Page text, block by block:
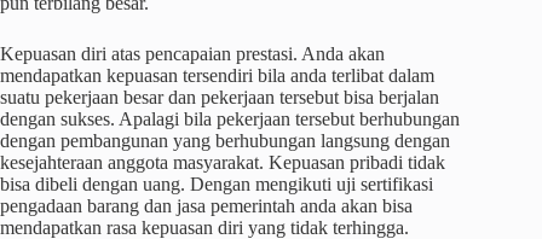
Kepuasan diri atas pencapaian prestasi. Anda akan
mendapatkan kepuasan tersendiri bila anda terlibat dalam
suatu pekerjaan besar dan pekerjaan tersebut bisa berjalan
dengan sukses. Apalagi bila pekerjaan tersebut berhubungan
dengan pembangunan yang berhubungan langsung dengan
kesejahteraan anggota masyarakat. Kepuasan pribadi tidak
bisa dibeli dengan uang. Dengan mengikuti uji sertifikasi
pengadaan barang dan jasa pemerintah anda akan bisa
mendapatkan rasa kepuasan diri yang tidak terhingga.